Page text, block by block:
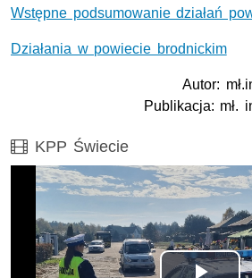
Wstępne podsumowanie działań
Działania w powiecie brodnickim
Autor:
Publikacja: mł.
Film
KPP Świecie